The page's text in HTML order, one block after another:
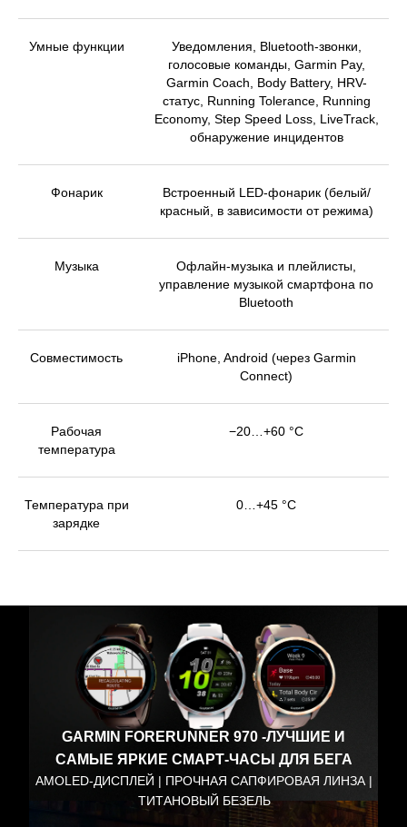
Умные функции
Уведомления, Bluetooth-звонки,
голосовые команды, Garmin Pay,
Garmin Coach, Body Battery, HRV-
статус, Running Tolerance, Running
Economy, Step Speed Loss, LiveTrack,
обнаружение инцидентов
Фонарик
Встроенный LED-фонарик (белый/
красный, в зависимости от режима)
Музыка
Офлайн-музыка и плейлисты,
управление музыкой смартфона по
Bluetooth
Совместимость
iPhone, Android (через Garmin
Connect)
Рабочая
температура
−20…+60 °C
Температура при
зарядке
0…+45 °C
GARMIN FORERUNNER 970 -ЛУЧШИЕ И
САМЫЕ ЯРКИЕ СМАРТ-ЧАСЫ ДЛЯ БЕГА
AMOLED-ДИСПЛЕЙ | ПРОЧНАЯ САПФИРОВАЯ ЛИНЗА |
ТИТАНОВЫЙ БЕЗЕЛЬ